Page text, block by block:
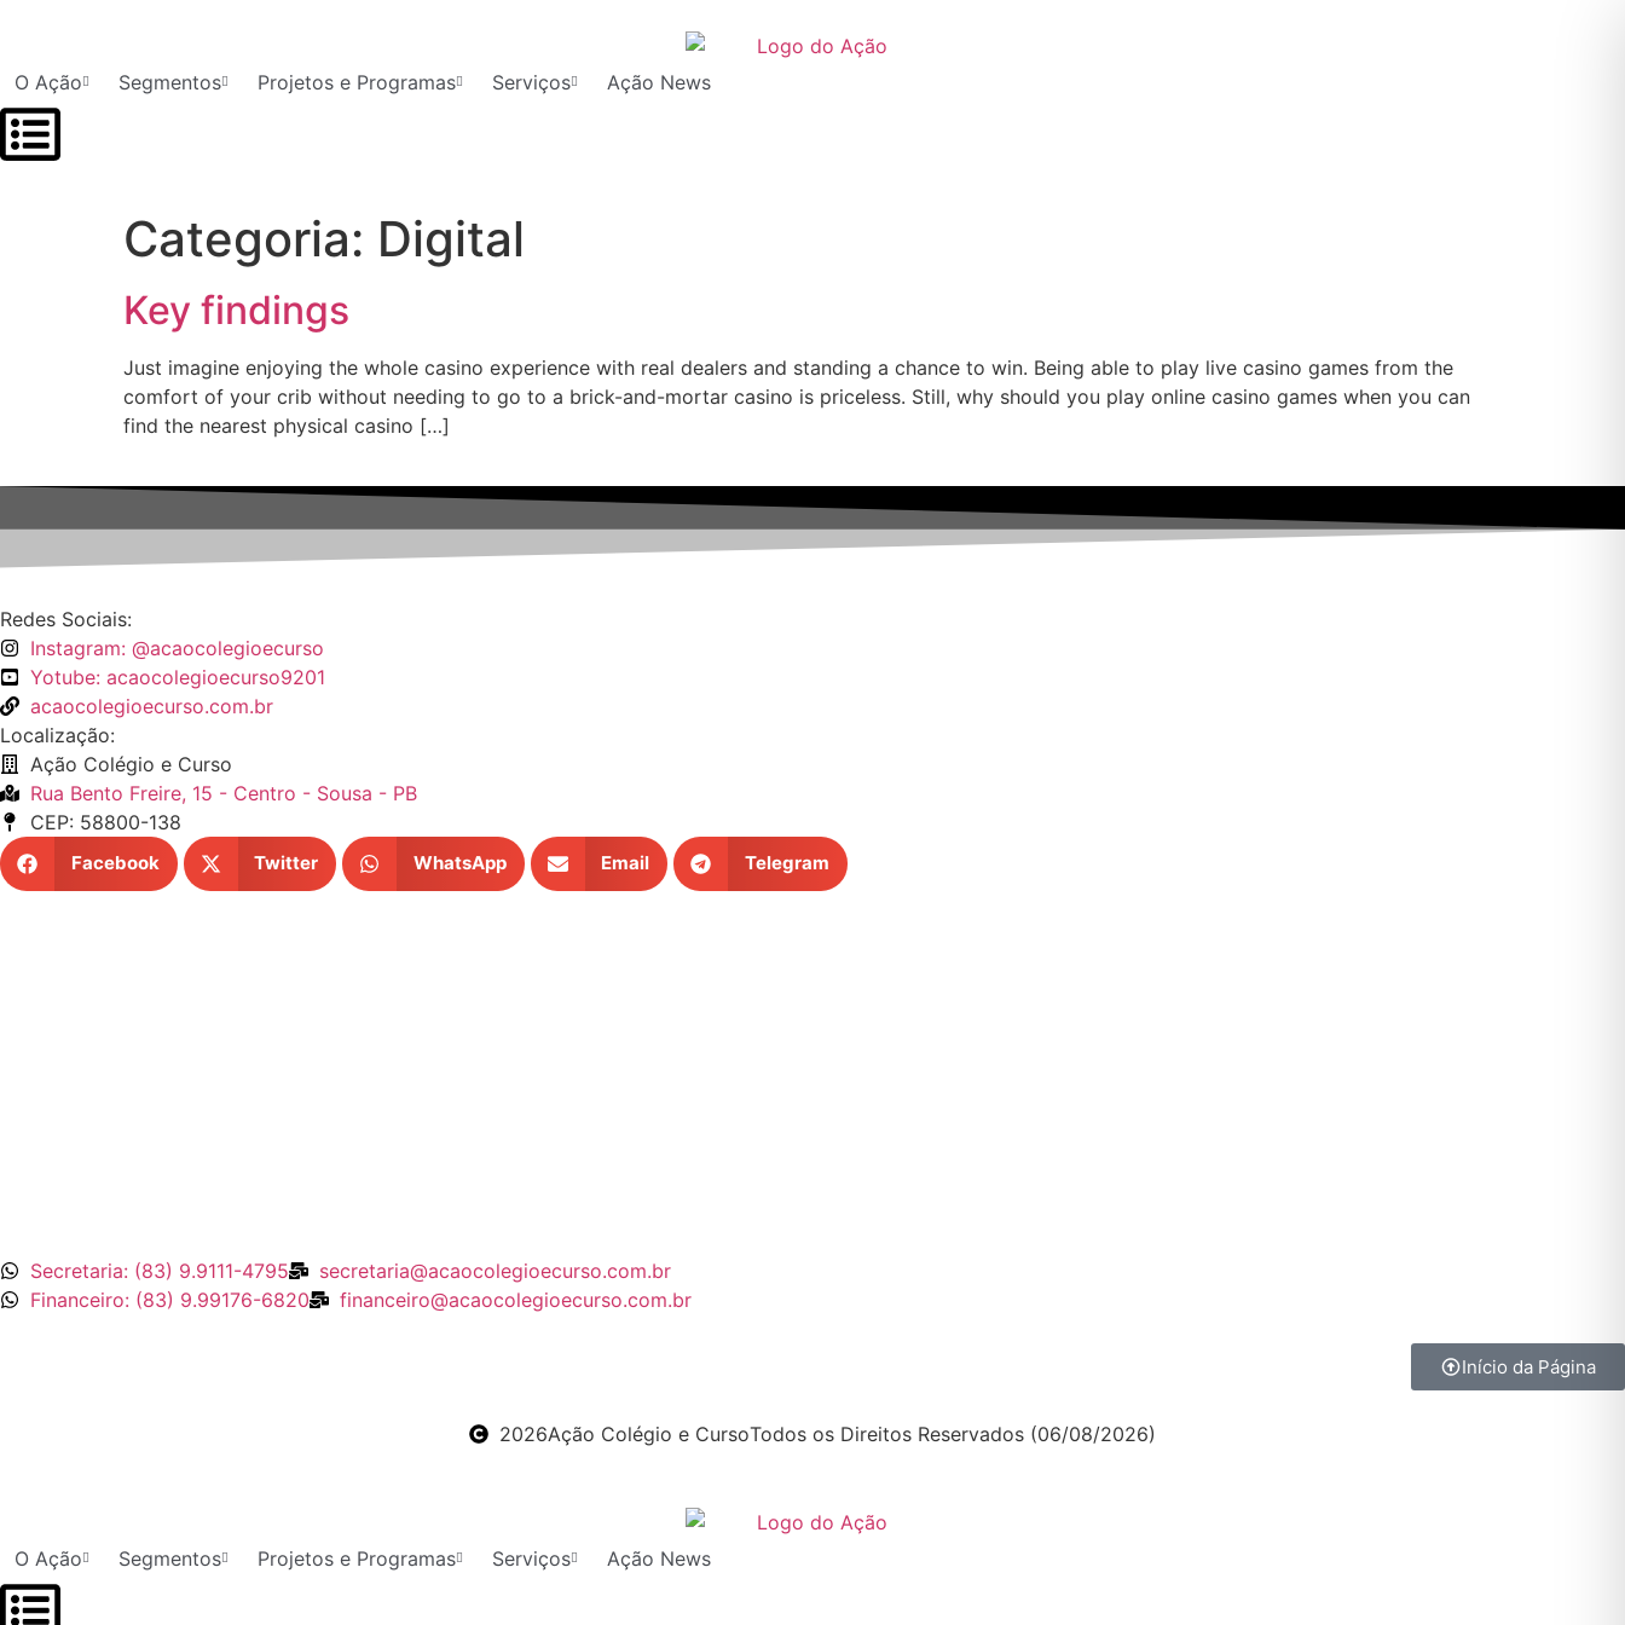
O Ação Segmentos Projetos e Programas Serviços Ação News
Categoria: Digital
Key findings
Just imagine enjoying the whole casino experience with real dealers and standing a chance to win. Being able to play live casino games from the
comfort of your crib without needing to go to a brick-and-mortar casino is priceless. Still, why should you play online casino games when you can
find the nearest physical casino […]
Redes Sociais:
Instagram: @acaocolegioecurso
Yotube: acaocolegioecurso9201
acaocolegioecurso.com.br
Localização:
Ação Colégio e Curso
Rua Bento Freire, 15 - Centro - Sousa - PB
CEP: 58800-138
Facebook Twitter WhatsApp Email Telegram
Secretaria: (83) 9.9111-4795
secretaria@acaocolegioecurso.com.br
Financeiro: (83) 9.99176-6820
financeiro@acaocolegioecurso.com.br
Início da Página
2026Ação Colégio e CursoTodos os Direitos Reservados (06/08/2026)
O Ação Segmentos Projetos e Programas Serviços Ação News